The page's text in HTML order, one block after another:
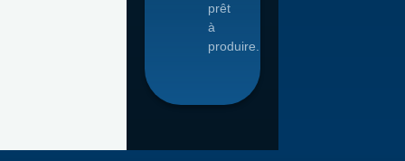
prêt
à
produire.